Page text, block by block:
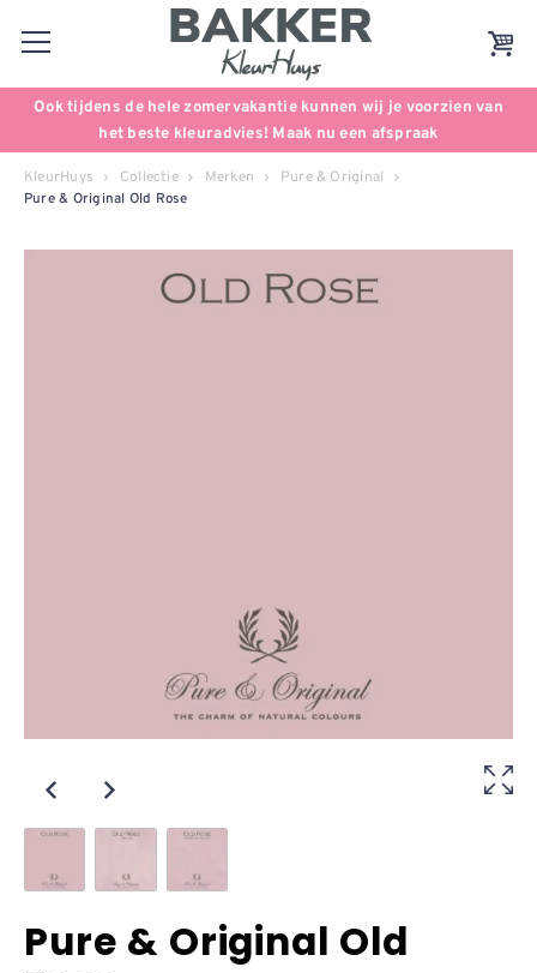
Ook tijdens de hele zomervakantie kunnen wij je voorzien van
het beste kleuradvies! Maak nu een afspraak
KleurHuys Collectie Merken Pure & Original
Pure & Original Old Rose
Pure & Original Old